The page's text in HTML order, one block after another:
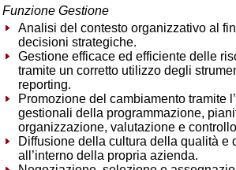
Funzione Gestione
Analisi del contesto organizzativo al
decisioni strategiche.
Gestione efficace ed efficiente delle
tramite un corretto utilizzo degli
reporting.
Promozione del cambiamento tramite
gestionali della programmazione,
organizzazione, valutazione e
Diffusione della cultura della qualità e
all’interno della propria azienda.